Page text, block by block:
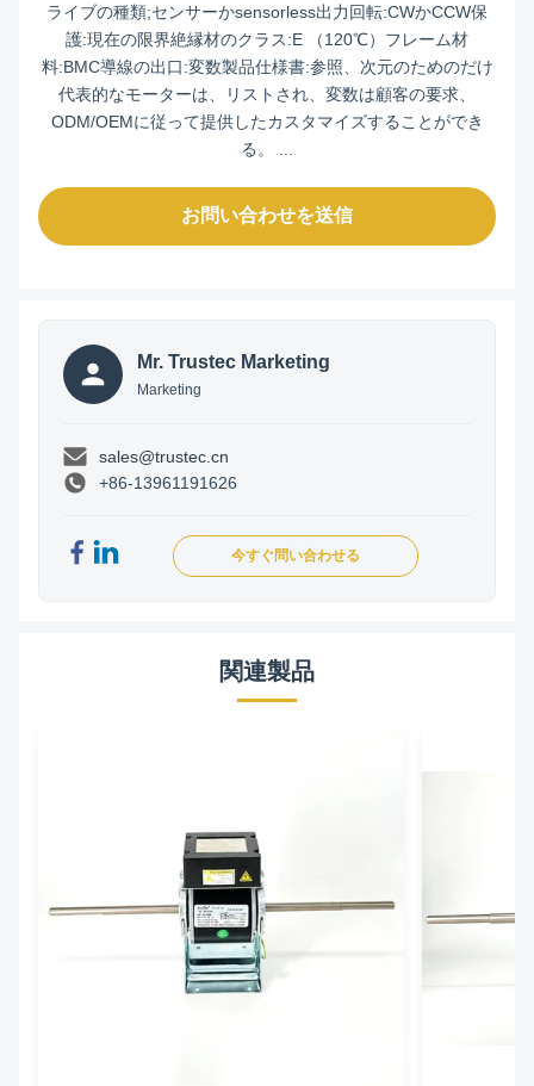
ライブの種類;センサーかsensorless出力回転:CWかCCW保
護:現在の限界絶縁材のクラス:E （120℃）フレーム材
料:BMC導線の出口:変数製品仕様書:参照、次元のためのだけ
代表的なモーターは、リストされ、変数は顧客の要求、
ODM/OEMに従って提供したカスタマイズすることができ
る。 ...
お問い合わせを送信
Mr. Trustec Marketing
Marketing
sales@trustec.cn
+86-13961191626
今すぐ問い合わせる
関連製品